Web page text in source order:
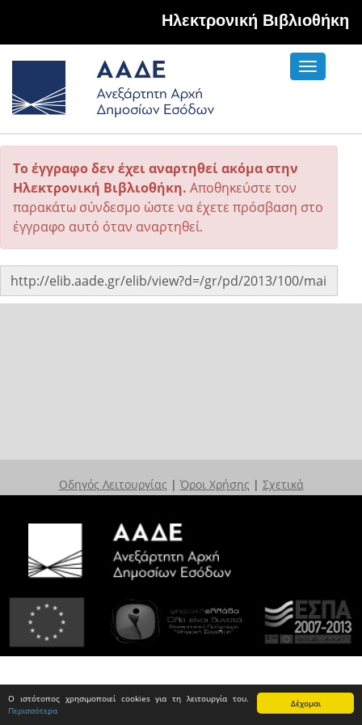
Δέχομαι
Ο ιστότοπος χρησιμοποιεί cookies για τη λειτουργία του.
Περισσότερα
Hλεκτρονική Βιβλιοθήκη
Toggle
Το έγγραφο δεν έχει αναρτηθεί ακόμα στην
Ηλεκτρονική Βιβλιοθήκη. Αποθηκεύστε τον
παρακάτω σύνδεσμο ώστε να έχετε πρόσβαση στο
έγγραφο αυτό όταν αναρτηθεί.
Οδηγός Λειτουργίας | Όροι Χρήσης | Σχετικά